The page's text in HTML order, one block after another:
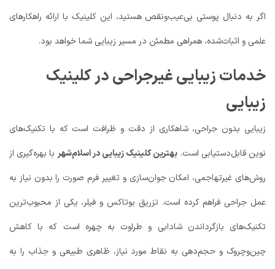
اگر به دنبال پوستی بی‌عیب‌ونقص هستید، این کلینیک با ارائه راهکارهای
علمی و اثبات‌شده، همراهی مطمئن در مسیر زیبایی شما خواهد بود.
خدمات زیبایی غیرجراحی در کلینیک
زیبایی
زیبایی بدون جراحی، شاهکاری از دقت و ظرافت است که با تکنیک‌های
نوین قابل‌دستیابی است. بهترین کلینیک زیبایی در اسلام‌شهربا بهره‌گیری از
روش‌های غیرتهاجمی، امکان جوان‌سازی و تغییر فرم صورت را بدون نیاز به
عمل جراحی فراهم کرده است. تزریق بوتاکس و فیلر، یکی از محبوب‌ترین
تکنیک‌های بازگرداندن شادابی و طراوت به چهره است که با کاهش
چین‌وچروک و حجم‌دهی به نقاط مورد نیاز، ظاهری طبیعی و جذاب را به